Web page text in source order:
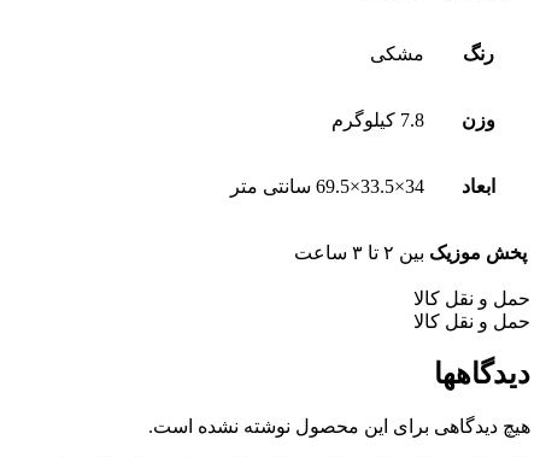
رنگ مشکی
وزن 7.8 کیلوگرم
ابعاد 34×33.5×69.5 سانتی متر
پخش موزیک بین ۲ تا ۳ ساعت
حمل و نقل کالا
حمل و نقل کالا
دیدگاهها
هیچ دیدگاهی برای این محصول نوشته نشده است.